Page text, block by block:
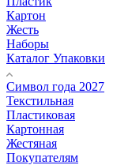
Картон
Жесть
Наборы
Каталог Упаковки
Символ года 2027
Текстильная
Пластиковая
Картонная
Жестяная
Покупателям